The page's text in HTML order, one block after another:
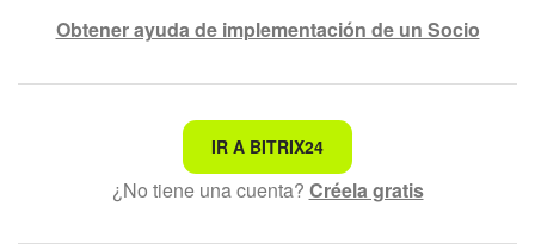
Obtener ayuda de implementación de un Socio
No es lo que estoy buscando
Texto complicado e incomprensible
La información está desactualizada
IR A BITRIX24
¿No tiene una cuenta? Créela gratis